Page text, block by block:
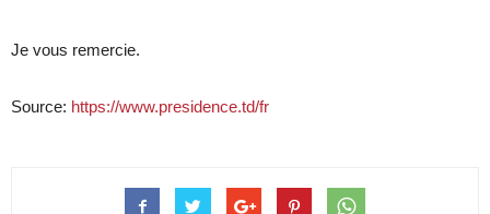
Je vous remercie.
Source: https://www.presidence.td/fr